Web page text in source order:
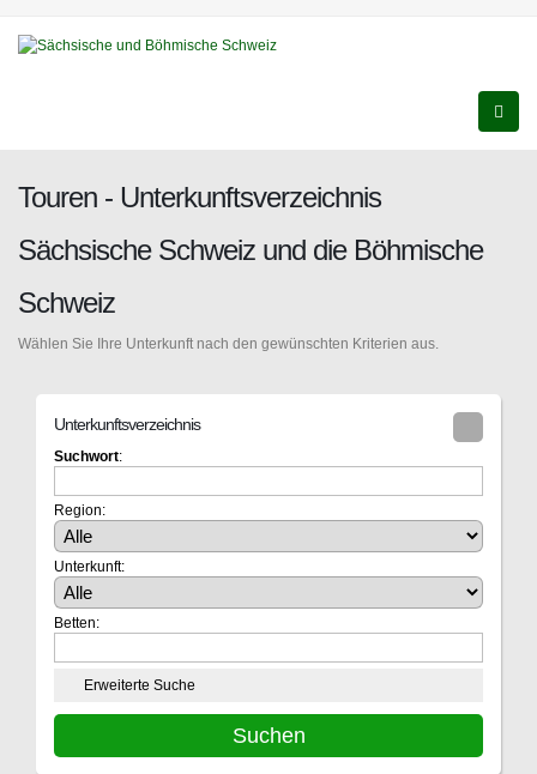
Touren - Unterkunftsverzeichnis
Sächsische Schweiz und die Böhmische
Schweiz
Wählen Sie Ihre Unterkunft nach den gewünschten Kriterien aus.
Unterkunftsverzeichnis
Suchwort:
Region:
Unterkunft:
Betten:
Erweiterte Suche